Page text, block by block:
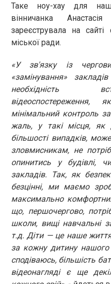
Таке ноу-хау для
вінничанка
зареєструвала на сайті
міської ради.
«У зв'язку із
«замінування»
необхідність
відеоспостереження,
мінімальний контроль
жаль, у такі місця,
більшості випадків,
зловмисникам, не
опинитись у будівлі,
закладів. Так, як
безцінні, ми маємо
максимально
що, першочергово,
школи, вищі навчальні
т.д. Діти — це наше
за кожну дитину
сподіваюсь, більшість
відеонагляді є ще